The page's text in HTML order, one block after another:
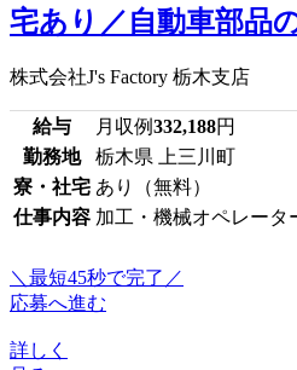
宅あり／自動車部品
株式会社J's Factory 栃木支店
給与 月収例332,188円
勤務地
栃木県 上三川町
寮・社宅 あり（無料）
仕事内容 加工・機械オペレータ
＼最短45秒で完了／
応募へ進む
詳しく